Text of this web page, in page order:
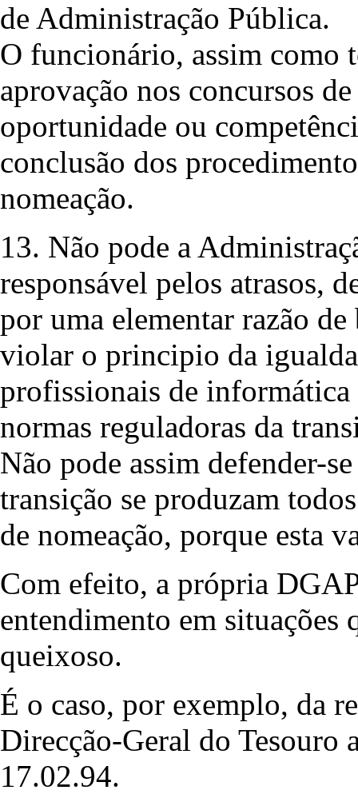
de Administração Pública.
O funcionário, assim como
aprovação nos concursos
oportunidade ou
conclusão dos
nomeação.
13. Não pode a
responsável pelos atrasos,
por uma elementar razão
violar o principio da
profissionais de informática
normas reguladoras da
Não pode assim defender-
transição se produzam
de nomeação, porque esta
Com efeito, a própria
entendimento em situações
queixoso.
É o caso, por exemplo, da
Direcção-Geral do
17.02.94.